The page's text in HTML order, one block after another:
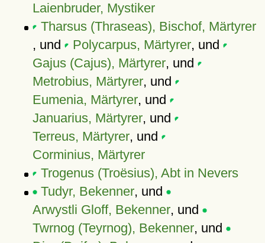
Laienbruder, Mystiker
Tharsus (Thraseas), Bischof, Märtyrer
, und
Polycarpus, Märtyrer, und
Gajus (Cajus), Märtyrer, und
Metrobius, Märtyrer, und
Eumenia, Märtyrer, und
Januarius, Märtyrer, und
Terreus, Märtyrer, und
Corminius, Märtyrer
Trogenus (Troësius), Abt in Nevers
Tudyr, Bekenner, und
Arwystli Gloff, Bekenner, und
Twrnog (Teyrnog), Bekenner, und